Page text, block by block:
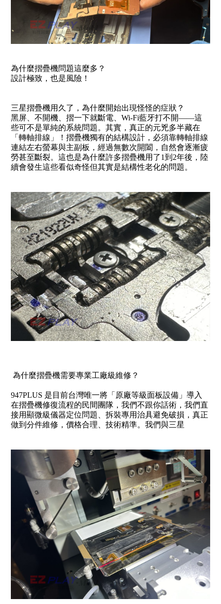
為什麼摺疊機問題這麼多？
設計極致，也是風險！
三星摺疊機用久了，為什麼開始出現怪怪的症狀？
黑屏、不開機、摺一下就斷電、Wi-Fi藍牙打不開——這
些可不是單純的系統問題。其實，真正的元兇多半藏在
「轉軸排線」！摺疊機獨有的結構設計，必須靠轉軸排線
連結左右螢幕與主副板，經過無數次開闔，自然會逐漸疲
勞甚至斷裂。這也是為什麼許多摺疊機用了1到2年後，陸
續會發生這些看似奇怪但其實是結構性老化的問題。
為什麼摺疊機需要專業工廠級維修？
947PLUS 是目前台灣唯一將「原廠等級面板設備」導入
在摺疊機修復流程的民間團隊，我們不跟你話術，我們直
接用顯微級儀器定位問題、拆裝專用治具避免破損，真正
做到分件維修，價格合理、技術精準。我們與三星